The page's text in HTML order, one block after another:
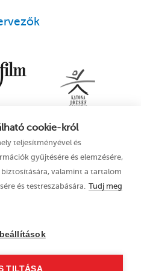
cookie-król
teljesítményével és
gyűjtésére és elemzésére,
valamint a tartalom
és testreszabására. Tudj meg
TILTÁSA